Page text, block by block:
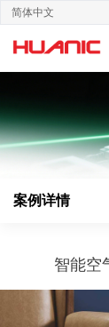
首页
关于我们
应用案例
联系我们
简体中文
工业设备
建筑仪器
医疗美容
案例详情
智能空